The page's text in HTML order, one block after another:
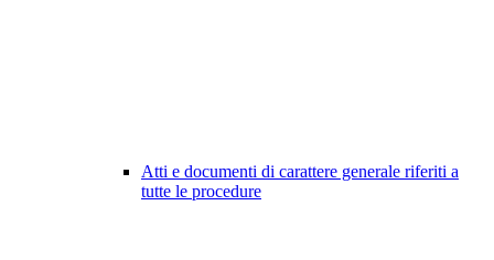
Atti e documenti di carattere generale riferiti a
tutte le procedure